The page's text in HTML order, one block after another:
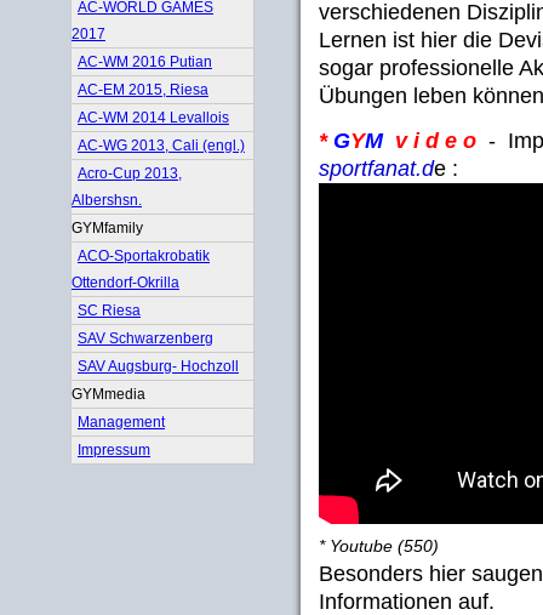
AC-WORLD GAMES
2017
AC-WM 2016 Putian
AC-EM 2015, Riesa
AC-WM 2014 Levallois
AC-WG 2013, Cali (engl.)
Acro-Cup 2013,
Albershsn.
GYMfamily
ACO-Sportakrobatik
Ottendorf-Okrilla
SC Riesa
SAV Schwarzenberg
SAV Augsburg- Hochzoll
GYMmedia
Management
Impressum
verschiedenen
Lernen ist hier die
sogar professionelle
Übungen leben
* GYM v i d e o -
sportfanat.de :
* Youtube (550)
Besonders hier
Informationen auf.